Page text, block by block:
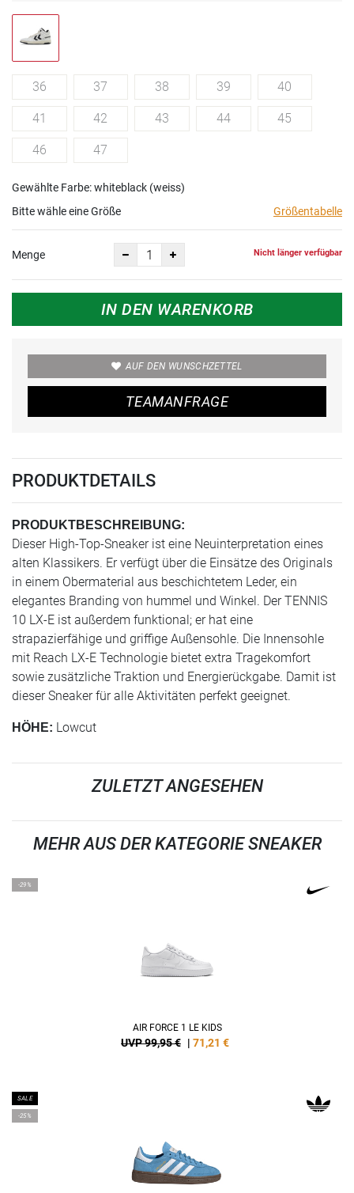
36 37 38 39 40
41 42 43 44 45
46 47
Gewählte Farbe: whiteblack (weiss)
Bitte wähle eine Größe
Größentabelle
Menge Nicht länger verfügbar
IN DEN WARENKORB
AUF DEN WUNSCHZETTEL
TEAMANFRAGE
PRODUKTDETAILS
PRODUKTBESCHREIBUNG:
Dieser High-Top-Sneaker ist eine Neuinterpretation eines
alten Klassikers. Er verfügt über die Einsätze des Originals
in einem Obermaterial aus beschichtetem Leder, ein
elegantes Branding von hummel und Winkel. Der TENNIS
10 LX-E ist außerdem funktional; er hat eine
strapazierfähige und griffige Außensohle. Die Innensohle
mit Reach LX-E Technologie bietet extra Tragekomfort
sowie zusätzliche Traktion und Energierückgabe. Damit ist
dieser Sneaker für alle Aktivitäten perfekt geeignet.
HÖHE: Lowcut
ZULETZT ANGESEHEN
MEHR AUS DER KATEGORIE SNEAKER
-29%
AIR FORCE 1 LE KIDS
UVP 99,95 € | 71,21 €
SALE
-25%